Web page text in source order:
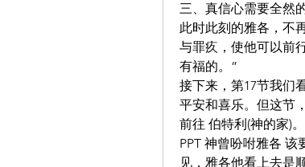
三、真信心需要全然
此时此刻的雅各，不
与罪疚，使他可以前
有福的。”
接下来，第17节我们
平安和喜乐。但这节
前往 伯特利(神的家)
PPT 神曾吩咐雅各
见，雅各他看上去是